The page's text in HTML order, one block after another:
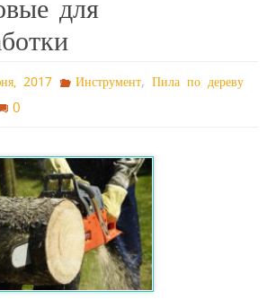
для
2017 Инструмент, Пила по дереву
0